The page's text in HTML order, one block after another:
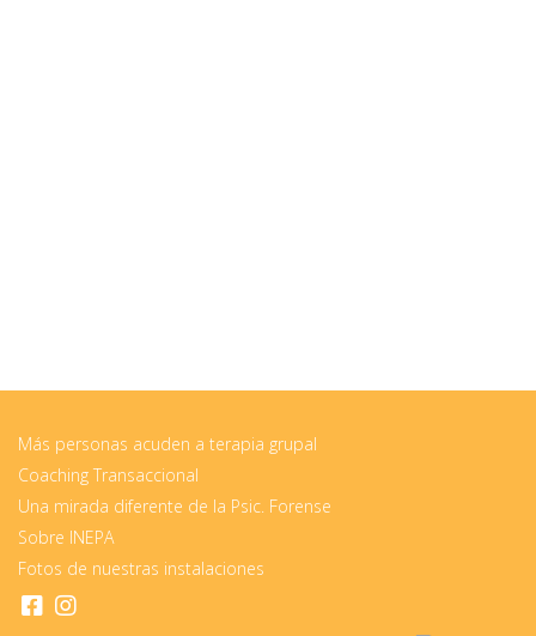
Más personas acuden a terapia grupal
Coaching Transaccional
Una mirada diferente de la Psic. Forense
Sobre INEPA
Fotos de nuestras instalaciones